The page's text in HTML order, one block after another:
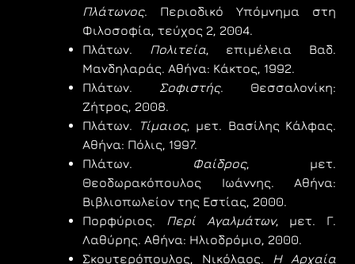
Πλάτωνος. Περιοδικό Υπόμνημα στη
Φιλοσοφία, τεύχος 2, 2004.
Πλάτων.
Πολιτεία, επιμέλεια Βαδ.
Μανδηλαράς. Αθήνα: Κάκτος, 1992.
Πλάτων. Σοφιστής. Θεσσαλονίκη:
Ζήτρος, 2008.
Πλάτων.
Τίμαιος, μετ. Βασίλης Κάλφας.
Αθήνα: Πόλις, 1997.
Πλάτων.
Φαίδρος, μετ.
Θεοδωρακόπουλος Ιωάννης. Αθήνα:
Βιβλιοπωλείον της Εστίας, 2000.
Πορφύριος.
Περί Αγαλμάτων, μετ. Γ.
Λαθύρης. Αθήνα: Ηλιοδρόμιο, 2000.
Σκουτερόπουλος, Νικόλαος.
Η Αρχαία